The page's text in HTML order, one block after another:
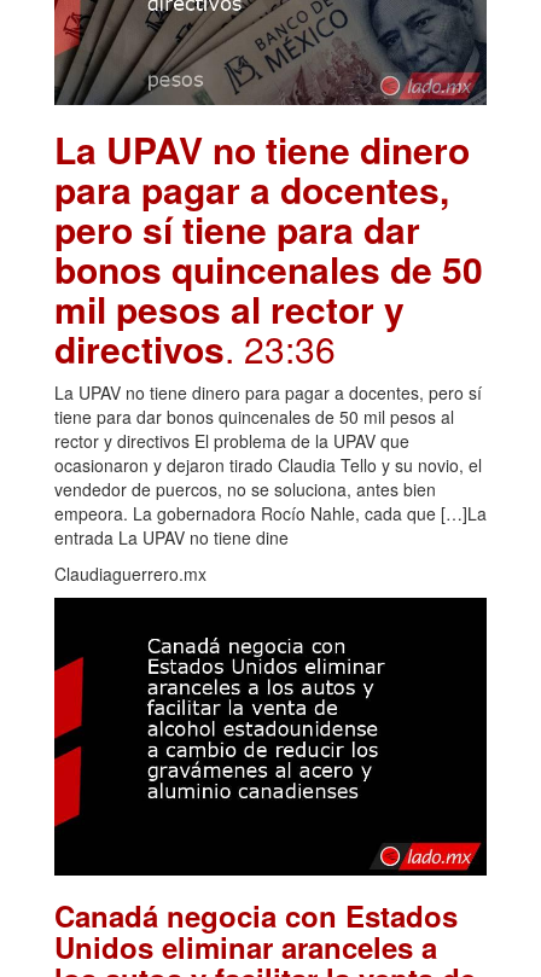
La UPAV no tiene dinero
para pagar a docentes,
pero sí tiene para dar
bonos quincenales de 50
mil pesos al rector y
directivos. 23:36
La UPAV no tiene dinero para pagar a docentes, pero sí
tiene para dar bonos quincenales de 50 mil pesos al
rector y directivos El problema de la UPAV que
ocasionaron y dejaron tirado Claudia Tello y su novio, el
vendedor de puercos, no se soluciona, antes bien
empeora. La gobernadora Rocío Nahle, cada que […]La
entrada La UPAV no tiene dine
Claudiaguerrero.mx
Canadá negocia con Estados
Unidos eliminar aranceles a